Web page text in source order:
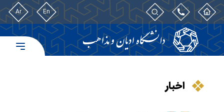
En
Ar
اخبار